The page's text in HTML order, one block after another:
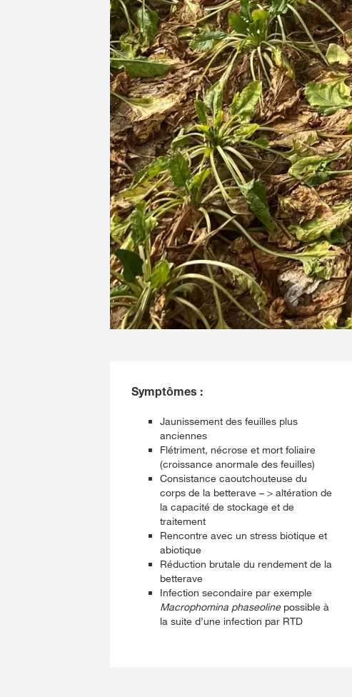
Symptômes :
Jaunissement des feuilles plus
anciennes
Flétriment, nécrose et mort foliaire
(croissance anormale des feuilles)
Consistance caoutchouteuse du
corps de la betterave – > altération de
la capacité de stockage et de
traitement
Rencontre avec un stress biotique et
abiotique
Réduction brutale du rendement de la
betterave
Infection secondaire par exemple
Macrophomina phaseolinepossible à
la suite d’une infection par RTD